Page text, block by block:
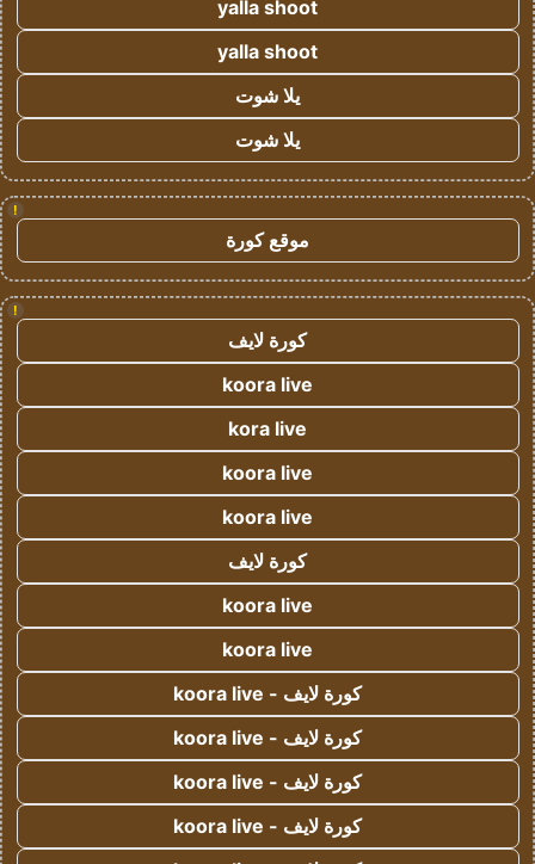
yalla shoot
yalla shoot
يلا شوت
يلا شوت
!
موقع كورة
!
كورة لايف
koora live
kora live
koora live
koora live
كورة لايف
koora live
koora live
كورة لايف - koora live
كورة لايف - koora live
كورة لايف - koora live
كورة لايف - koora live